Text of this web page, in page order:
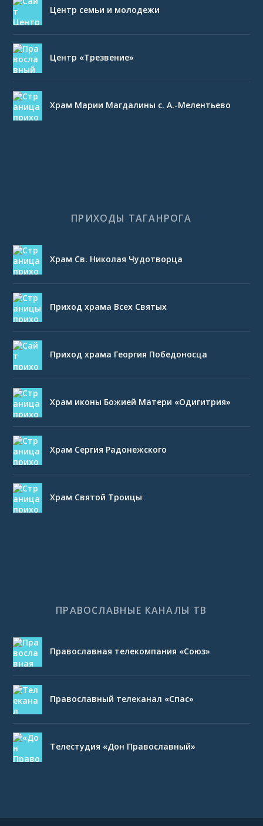
Центр семьи и молодежи
Центр «Трезвение»
Храм Марии Магдалины с. А.-Мелентьево
ПРИХОДЫ ТАГАНРОГА
Храм Св. Николая Чудотворца
Приход храма Всех Святых
Приход храма Георгия Победоносца
Храм иконы Божией Матери «Одигитрия»
Храм Сергия Радонежского
Храм Святой Троицы
ПРАВОСЛАВНЫЕ КАНАЛЫ ТВ
Православная телекомпания «Союз»
Православный телеканал «Спас»
Телестудия «Дон Православный»